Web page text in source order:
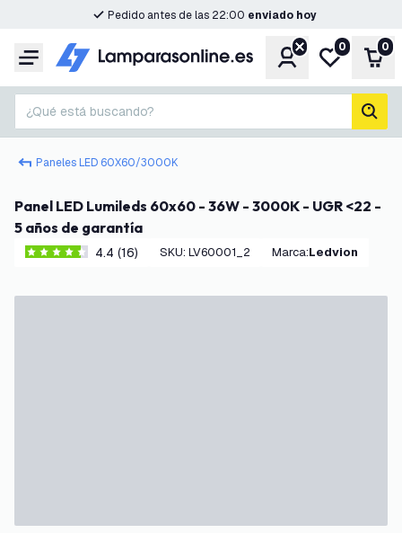
Pedido antes de las 22:00 enviado hoy
Menú CuentaMi lista de
0 0
¿Qué está buscando?
Paneles LED 60X60/3000K
Panel LED Lumileds 60x60 - 36W - 3000K - UGR <22 -
5 años de garantía
4.4 estrellas de puntuación
4.4 (16) SKU: LV60001_2 Marca: Ledvion